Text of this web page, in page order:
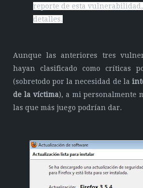
reporte de esta vulnerabilidad,
detalles.
Aunque las anteriores tres
hayan clasificado como críticas
(sobretodo por la necesidad de la
de la víctima), a mi personalmente
las que más juego podrían dar.